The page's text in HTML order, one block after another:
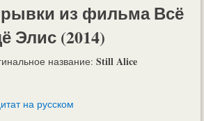
из фильма Всё
Элис (2014)
название: Still Alice
на русском